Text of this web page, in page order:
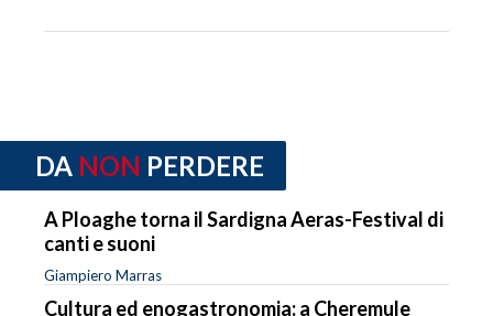
DA NON PERDERE
A Ploaghe torna il Sardigna Aeras-Festival di
canti e suoni
Giampiero Marras
Cultura ed enogastronomia: a Cheremule